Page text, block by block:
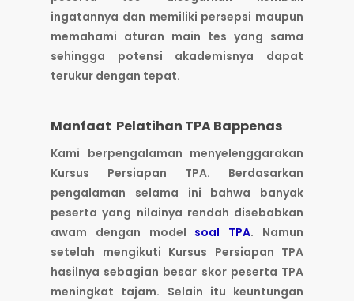
ingatannya dan memiliki persepsi maupun
memahami aturan main tes yang sama
sehingga potensi akademisnya dapat
terukur dengan tepat.
Manfaat Pelatihan TPA Bappenas
Kami berpengalaman menyelenggarakan
Kursus Persiapan TPA. Berdasarkan
pengalaman selama ini bahwa banyak
peserta yang nilainya rendah disebabkan
awam dengan model soal TPA. Namun
setelah mengikuti Kursus Persiapan TPA
hasilnya sebagian besar skor peserta TPA
meningkat tajam. Selain itu keuntungan